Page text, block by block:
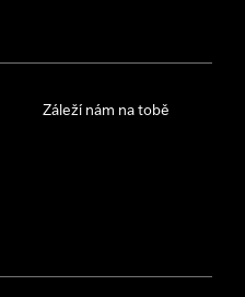
Záleží nám na tobě